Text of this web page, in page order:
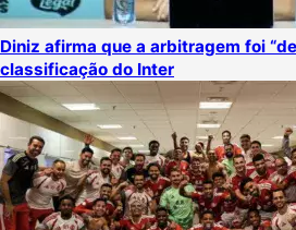
Diniz afirma que a arbitragem foi
classificação do Inter